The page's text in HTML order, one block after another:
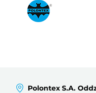
Polontex S.A.